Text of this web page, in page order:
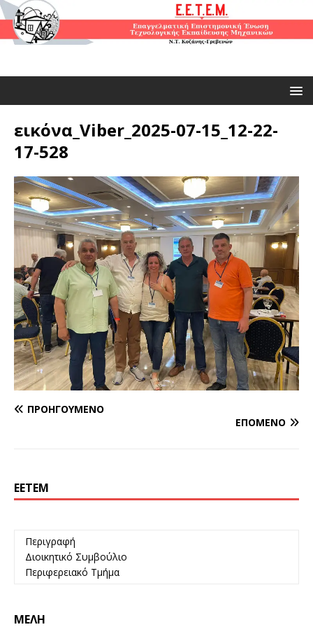
εικόνα_Viber_2025-07-15_12-22-
17-528
ΠΡΟΗΓΟΎΜΕΝΟ
ΕΠΌΜΕΝΟ
ΕΕΤΕΜ
Περιγραφή
Διοικητικό Συμβούλιο
Περιφερειακό Τμήμα
ΜΈΛΗ